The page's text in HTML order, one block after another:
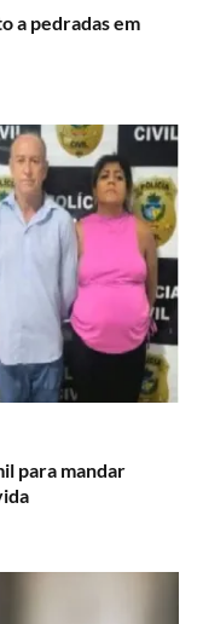
a pedradas em
para mandar